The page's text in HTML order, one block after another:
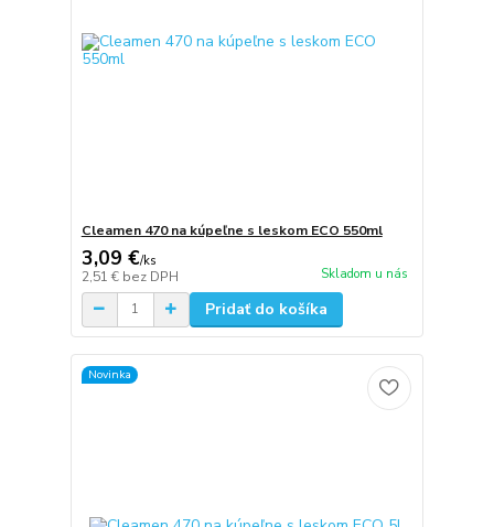
Cleamen 470 na kúpeľne s leskom ECO 550ml
3,09 €/ks
2,51 € bez DPH Skladom u nás
Pridať do košíka
Novinka